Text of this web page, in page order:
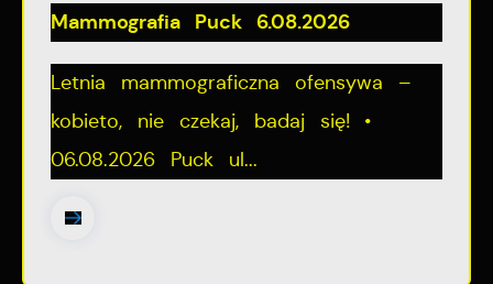
Mammografia Puck 6.08.2026
Letnia mammograficzna ofensywa –
kobieto, nie czekaj, badaj się! •
06.08.2026 Puck ul...